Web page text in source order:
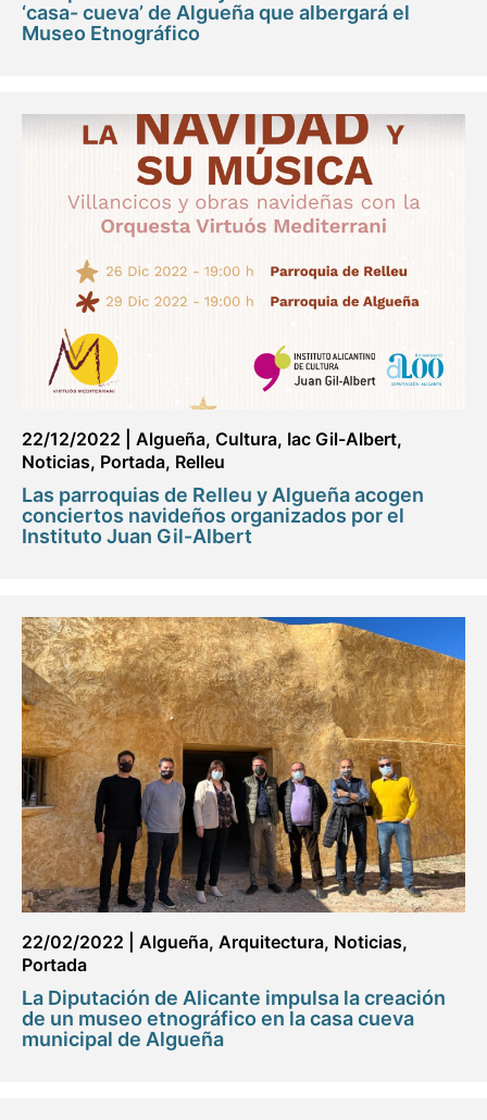
‘casa- cueva’ de Algueña que albergará el
Museo Etnográfico
22/12/2022 Algueña, Cultura, Iac Gil-Albert,
Noticias, Portada, Relleu
Las parroquias de Relleu y Algueña acogen
conciertos navideños organizados por el
Instituto Juan Gil-Albert
22/02/2022 Algueña, Arquitectura, Noticias,
Portada
La Diputación de Alicante impulsa la creación
de un museo etnográfico en la casa cueva
municipal de Algueña